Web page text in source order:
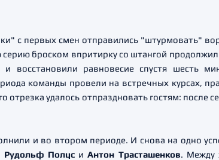
с первых смен отправились "штурмовать"
серию броском впритирку со штангой продолжил
восстановили равновесие спустя шесть
команды провели на встречных курсах,
отрезка удалось отпраздновать гостям: после
и во втором периоде. И снова на одно
Рудольф ПолцсиАнтон Трасташенков. Между